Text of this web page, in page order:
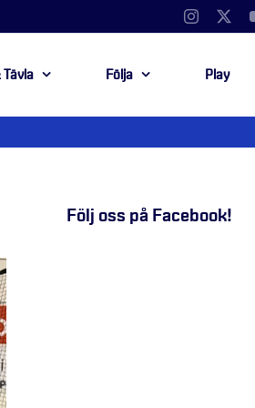
Instagram
Tävla Följa Play
Följ oss på Facebook!